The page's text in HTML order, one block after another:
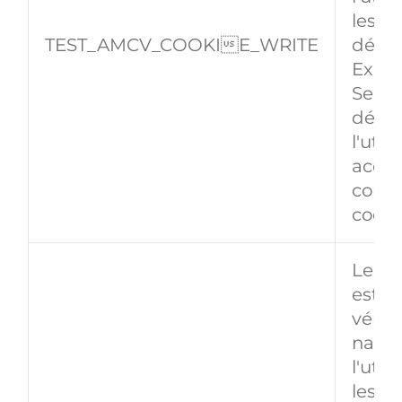
TEST_AMCV_COOKIE_WRITE
les
Le
est
les